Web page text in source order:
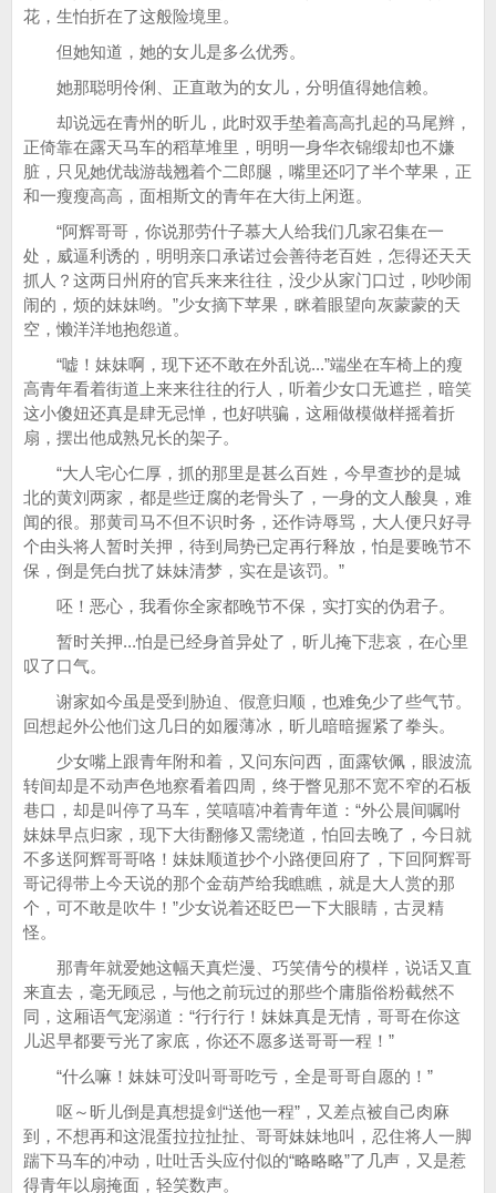
花，生怕折在了这般险境里。
但她知道，她的女儿是多么优秀。
她那聪明伶俐、正直敢为的女儿，分明值得她信赖。
却说远在青州的昕儿，此时双手垫着高高扎起的马尾辫，
正倚靠在露天马车的稻草堆里，明明一身华衣锦缎却也不嫌
脏，只见她优哉游哉翘着个二郎腿，嘴里还叼了半个苹果，正
和一瘦瘦高高，面相斯文的青年在大街上闲逛。
“阿辉哥哥，你说那劳什子慕大人给我们几家召集在一
处，威逼利诱的，明明亲口承诺过会善待老百姓，怎得还天天
抓人？这两日州府的官兵来来往往，没少从家门口过，吵吵闹
闹的，烦的妹妹哟。”少女摘下苹果，眯着眼望向灰蒙蒙的天
空，懒洋洋地抱怨道。
“嘘！妹妹啊，现下还不敢在外乱说...”端坐在车椅上的瘦
高青年看着街道上来来往往的行人，听着少女口无遮拦，暗笑
这小傻妞还真是肆无忌惮，也好哄骗，这厢做模做样摇着折
扇，摆出他成熟兄长的架子。
“大人宅心仁厚，抓的那里是甚么百姓，今早查抄的是城
北的黄刘两家，都是些迂腐的老骨头了，一身的文人酸臭，难
闻的很。那黄司马不但不识时务，还作诗辱骂，大人便只好寻
个由头将人暂时关押，待到局势已定再行释放，怕是要晚节不
保，倒是凭白扰了妹妹清梦，实在是该罚。”
呸！恶心，我看你全家都晚节不保，实打实的伪君子。
暂时关押...怕是已经身首异处了，昕儿掩下悲哀，在心里
叹了口气。
谢家如今虽是受到胁迫、假意归顺，也难免少了些气节。
回想起外公他们这几日的如履薄冰，昕儿暗暗握紧了拳头。
少女嘴上跟青年附和着，又问东问西，面露钦佩，眼波流
转间却是不动声色地察看着四周，终于瞥见那不宽不窄的石板
巷口，却是叫停了马车，笑嘻嘻冲着青年道：“外公晨间嘱咐
妹妹早点归家，现下大街翻修又需绕道，怕回去晚了，今日就
不多送阿辉哥哥咯！妹妹顺道抄个小路便回府了，下回阿辉哥
哥记得带上今天说的那个金葫芦给我瞧瞧，就是大人赏的那
个，可不敢是吹牛！”少女说着还眨巴一下大眼睛，古灵精
怪。
那青年就爱她这幅天真烂漫、巧笑倩兮的模样，说话又直
来直去，毫无顾忌，与他之前玩过的那些个庸脂俗粉截然不
同，这厢语气宠溺道：“行行行！妹妹真是无情，哥哥在你这
儿迟早都要亏光了家底，你还不愿多送哥哥一程！”
“什么嘛！妹妹可没叫哥哥吃亏，全是哥哥自愿的！”
呕～昕儿倒是真想提剑“送他一程”，又差点被自己肉麻
到，不想再和这混蛋拉拉扯扯、哥哥妹妹地叫，忍住将人一脚
踹下马车的冲动，吐吐舌头应付似的“略略略”了几声，又是惹
得青年以扇掩面，轻笑数声。